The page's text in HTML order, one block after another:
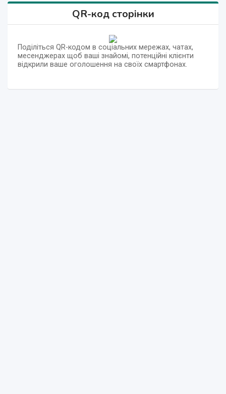
QR-код сторінки
Поділіться QR-кодом в соціальних мережах, чатах,
месенджерах щоб ваші знайомі, потенційні клієнти
відкрили ваше оголошення на своїх смартфонах.